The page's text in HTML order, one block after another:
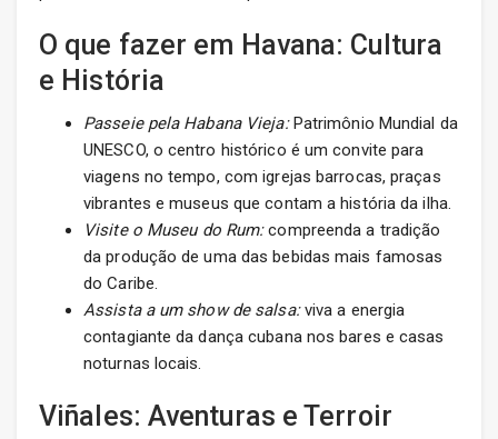
O que fazer em Havana: Cultura
e História
Passeie pela Habana Vieja:Patrimônio Mundial da
UNESCO, o centro histórico é um convite para
viagens no tempo, com igrejas barrocas, praças
vibrantes e museus que contam a história da ilha.
Visite o Museu do Rum:compreenda a tradição
da produção de uma das bebidas mais famosas
do Caribe.
Assista a um show de salsa:viva a energia
contagiante da dança cubana nos bares e casas
noturnas locais.
Viñales: Aventuras e Terroir